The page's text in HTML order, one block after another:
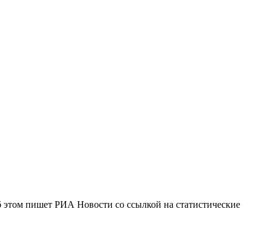
пишет РИА Новости со ссылкой на статистические